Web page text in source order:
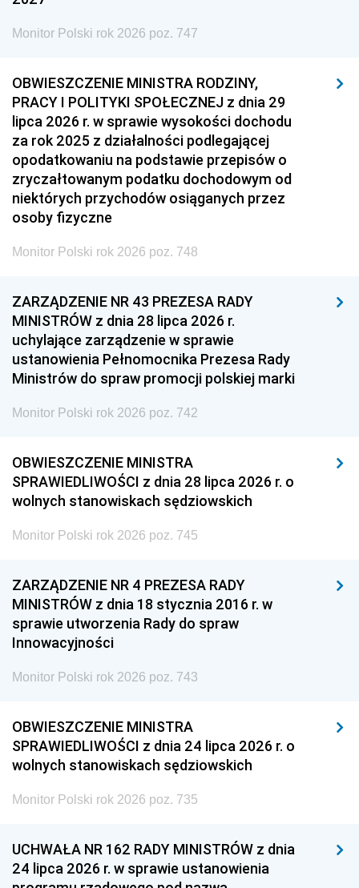
Monitor Polski rok 2026 poz. 747
OBWIESZCZENIE MINISTRA RODZINY,
PRACY I POLITYKI SPOŁECZNEJ z dnia 29
lipca 2026 r. w sprawie wysokości dochodu
za rok 2025 z działalności podlegającej
opodatkowaniu na podstawie przepisów o
zryczałtowanym podatku dochodowym od
niektórych przychodów osiąganych przez
osoby fizyczne
Monitor Polski rok 2026 poz. 748
ZARZĄDZENIE NR 43 PREZESA RADY
MINISTRÓW z dnia 28 lipca 2026 r.
uchylające zarządzenie w sprawie
ustanowienia Pełnomocnika Prezesa Rady
Ministrów do spraw promocji polskiej marki
Monitor Polski rok 2026 poz. 742
OBWIESZCZENIE MINISTRA
SPRAWIEDLIWOŚCI z dnia 28 lipca 2026 r. o
wolnych stanowiskach sędziowskich
Monitor Polski rok 2026 poz. 745
ZARZĄDZENIE NR 4 PREZESA RADY
MINISTRÓW z dnia 18 stycznia 2016 r. w
sprawie utworzenia Rady do spraw
Innowacyjności
Monitor Polski rok 2026 poz. 743
OBWIESZCZENIE MINISTRA
SPRAWIEDLIWOŚCI z dnia 24 lipca 2026 r. o
wolnych stanowiskach sędziowskich
Monitor Polski rok 2026 poz. 735
UCHWAŁA NR 162 RADY MINISTRÓW z dnia
24 lipca 2026 r. w sprawie ustanowienia